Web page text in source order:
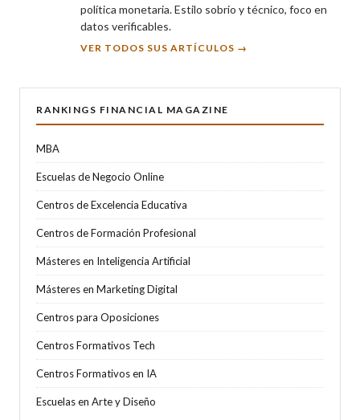
política monetaria. Estilo sobrio y técnico, foco en
datos verificables.
VER TODOS SUS ARTÍCULOS →
RANKINGS FINANCIAL MAGAZINE
MBA
Escuelas de Negocio Online
Centros de Excelencia Educativa
Centros de Formación Profesional
Másteres en Inteligencia Artificial
Másteres en Marketing Digital
Centros para Oposiciones
Centros Formativos Tech
Centros Formativos en IA
Escuelas en Arte y Diseño